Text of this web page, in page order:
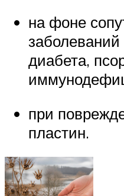
на фоне
заболеваний
диабета,
при
пластин.